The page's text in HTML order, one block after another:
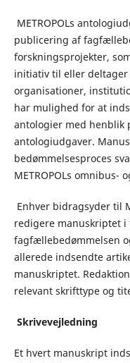
METROPOLs
publicering af
forskningsprojekter,
initiativ til eller
organisationer,
har mulighed for at
antologier med henblik
antologiudgaver.
bedømmelsesproces
METROPOLs omnibus-
Enhver bidragsyder til
redigere manuskriptet
fagfællebedømmelsen
allerede indsendte
manuskriptet.
relevant skrifttype og
Skrivevejledning
Et hvert manuskript